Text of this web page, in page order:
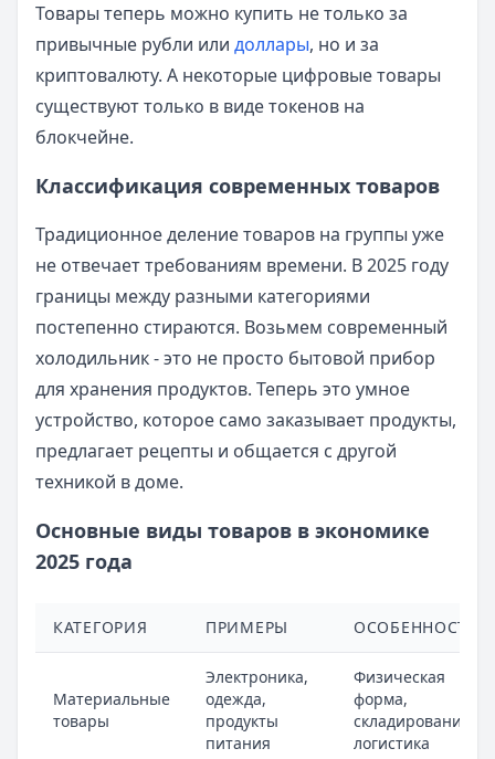
Товары теперь можно купить не только за
привычные рубли или доллары, но и за
криптовалюту. А некоторые цифровые товары
существуют только в виде токенов на
блокчейне.
Классификация современных товаров
Традиционное деление товаров на группы уже
не отвечает требованиям времени. В 2025 году
границы между разными категориями
постепенно стираются. Возьмем современный
холодильник - это не просто бытовой прибор
для хранения продуктов. Теперь это умное
устройство, которое само заказывает продукты,
предлагает рецепты и общается с другой
техникой в доме.
Основные виды товаров в экономике
2025 года
КАТЕГОРИЯ ПРИМЕРЫ ОСОБЕННОСТИ
Материальные
товары
Электроника,
одежда,
продукты
питания
Физическая
форма,
складирование,
логистика